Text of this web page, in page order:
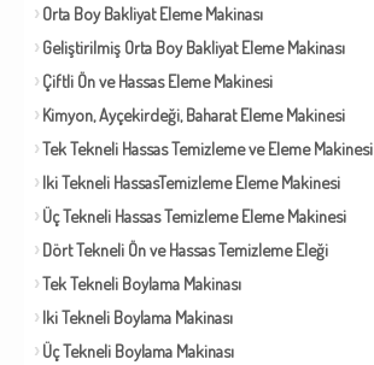
Orta Boy Bakliyat Eleme Makinası
Geliştirilmiş Orta Boy Bakliyat Eleme Makinası
Çiftli Ön ve Hassas Eleme Makinesi
Kimyon, Ayçekirdeği, Baharat Eleme Makinesi
Tek Tekneli Hassas Temizleme ve Eleme Makinesi
Iki Tekneli HassasTemizleme Eleme Makinesi
Üç Tekneli Hassas Temizleme Eleme Makinesi
Dört Tekneli Ön ve Hassas Temizleme Eleği
Tek Tekneli Boylama Makinası
Iki Tekneli Boylama Makinası
Üç Tekneli Boylama Makinası